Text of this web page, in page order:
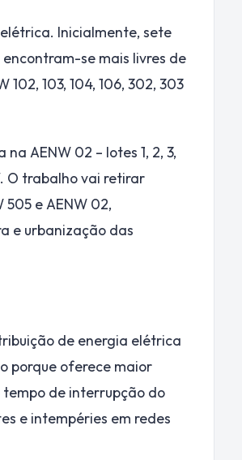
Inicialmente, sete
se mais livres de
103, 104, 106, 302, 303
AENW 02 – lotes 1, 2, 3,
O trabalho vai retirar
505 e AENW 02,
e urbanização das
de energia elétrica
porque oferece maior
de interrupção do
e intempéries em redes